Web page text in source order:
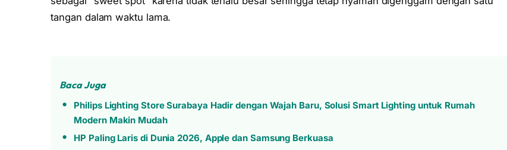
tangan dalam waktu lama.
Baca Juga
Philips Lighting Store Surabaya Hadir dengan Wajah Baru, Solusi Smart Lighting untuk Rumah
Modern Makin Mudah
HP Paling Laris di Dunia 2026, Apple dan Samsung Berkuasa